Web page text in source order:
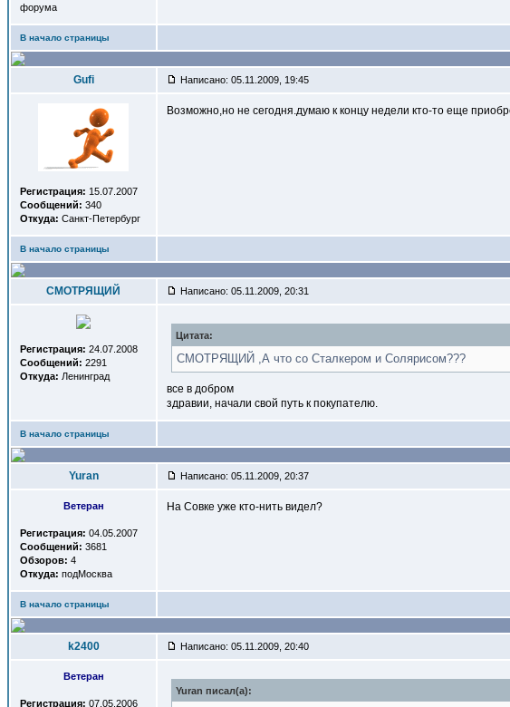
форума
В начало страницы
Gufi Написано: 05.11.2009, 19:45
Регистрация: 15.07.2007
Сообщений: 340
Откуда: Санкт-Петербург
Возможно,но не сегодня.думаю к концу недели кто-то еще
В начало страницы
СМОТРЯЩИЙ Написано: 05.11.2009, 20:31
Регистрация: 24.07.2008
Сообщений: 2291
Откуда: Ленинград
Цитата:
СМОТРЯЩИЙ ,А что со Сталкером и Солярисом???
все в добром
здравии, начали свой путь к покупателю.
В начало страницы
Yuran Написано: 05.11.2009, 20:37
Ветеран
Регистрация: 04.05.2007
Сообщений: 3681
Обзоров: 4
Откуда: подМосква
На Совке уже кто-нить видел?
В начало страницы
k2400 Написано: 05.11.2009, 20:40
Ветеран
Регистрация: 07.05.2006
Yuran писал(a):